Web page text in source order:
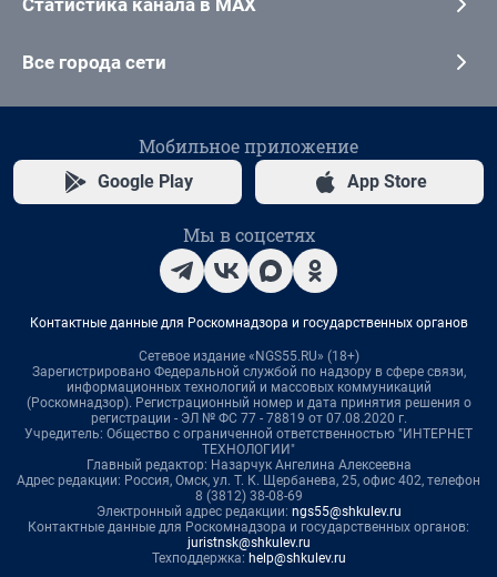
Статистика канала в MAX
Все города сети
Мобильное приложение
Google Play App Store
Мы в соцсетях
Контактные данные для Роскомнадзора и государственных органов
Сетевое издание «NGS55.RU» (18+)
Зарегистрировано Федеральной службой по надзору в сфере связи,
информационных технологий и массовых коммуникаций
(Роскомнадзор). Регистрационный номер и дата принятия решения о
регистрации - ЭЛ № ФС 77 - 78819 от 07.08.2020 г.
Учредитель: Общество с ограниченной ответственностью "ИНТЕРНЕТ
ТЕХНОЛОГИИ"
Главный редактор: Назарчук Ангелина Алексеевна
Адрес редакции: Россия, Омск, ул. Т. К. Щербанева, 25, офис 402, телефон
8 (3812) 38-08-69
Электронный адрес редакции: ngs55@shkulev.ru
Контактные данные для Роскомнадзора и государственных органов:
juristnsk@shkulev.ru
Техподдержка: help@shkulev.ru